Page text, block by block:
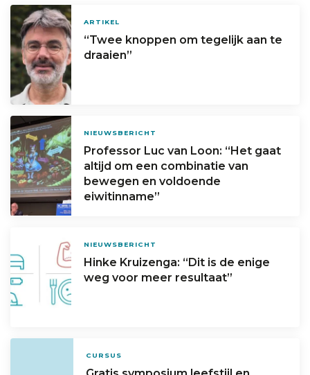
ARTIKEL
“Twee knoppen om tegelijk aan te
draaien”
NIEUWSBERICHT
Professor Luc van Loon: “Het gaat
altijd om een combinatie van
bewegen en voldoende
eiwitinname”
NIEUWSBERICHT
Hinke Kruizenga: “Dit is de enige
weg voor meer resultaat”
CURSUS